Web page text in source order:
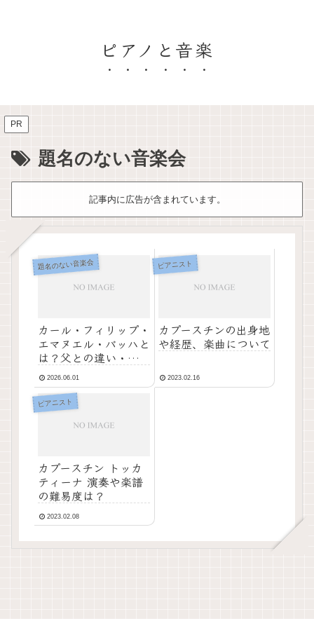
ピアノと音楽
PR
題名のない音楽会
記事内に広告が含まれています。
題名のない音楽会
カール・フィリップ・
エマヌエル・バッハと
は？父との違い・代表
曲・凄さを徹底解説
2026.06.01
ピアニスト
カプースチンの出身地
や経歴、楽曲について
2023.02.16
ピアニスト
カプースチン トッカ
ティーナ 演奏や楽譜
の難易度は？
2023.02.08